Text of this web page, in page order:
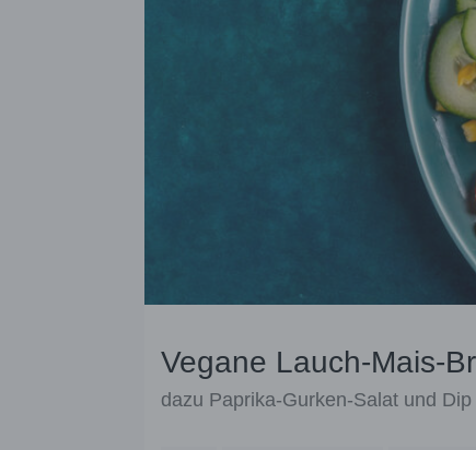
Vegane Lauch-Mais-
dazu Paprika-Gurken-Salat und Dip